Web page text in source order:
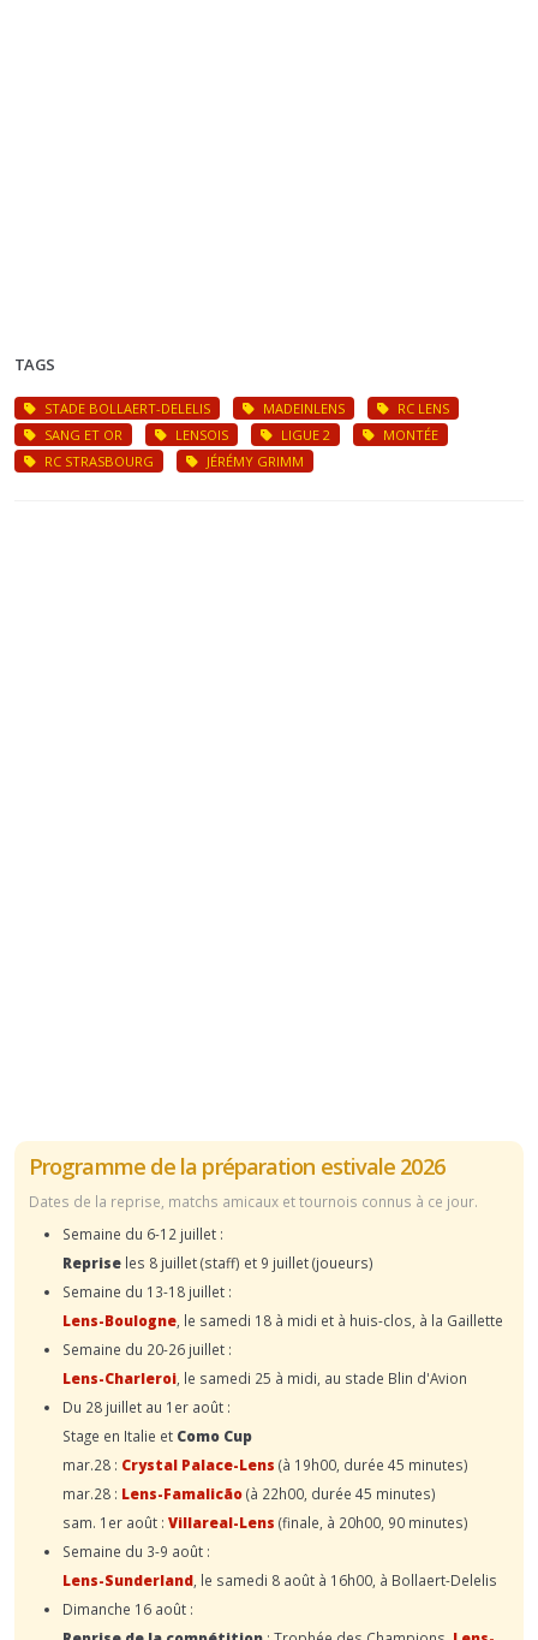
TAGS
STADE BOLLAERT-DELELIS MADEINLENS
RC LENS
SANG ET OR
LENSOIS LIGUE 2
MONTÉE
RC STRASBOURG
JÉRÉMY GRIMM
Programme de la préparation estivale 2026
Dates de la reprise, matchs amicaux et tournois connus à ce jour.
Semaine du 6-12 juillet :
Reprise les 8 juillet (staff) et 9 juillet (joueurs)
Semaine du 13-18 juillet :
Lens-Boulogne , le samedi 18 à midi et à huis-clos, à la Gaillette
Semaine du 20-26 juillet :
Lens-Charleroi , le samedi 25 à midi, au stade Blin d'Avion
Du 28 juillet au 1er août :
Stage en Italie et Como Cup
mar.28 : Crystal Palace-Lens (à 19h00, durée 45 minutes)
mar.28 : Lens-Famalicão(à 22h00, durée 45 minutes)
sam. 1er août : Villareal-Lens (finale, à 20h00, 90 minutes)
Semaine du 3-9 août :
Lens-Sunderland , le samedi 8 août à 16h00, à Bollaert-Delelis
Dimanche 16 août :